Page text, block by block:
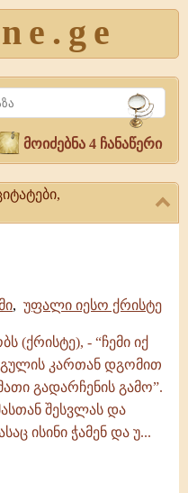
მოიძებნა 4 ჩანაწერი
, უფალი იესო ქრისტე
(ქრისტე), - “ჩემი იქ
კართან დგომით
გადარჩენის გამო”.
შესვლას და
ისინი ჭამენ და უ...